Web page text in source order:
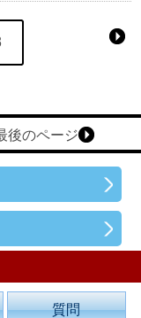
後のページ
質問